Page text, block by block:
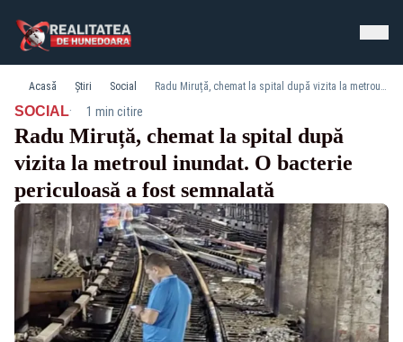
Acasă Știri Social Radu Miruță, chemat la spital după vizita la metroul inundat. O bacterie periculoasă a fost semnalată
SOCIAL· 1 min citire
Radu Miruță, chemat la spital după
vizita la metroul inundat. O bacterie
periculoasă a fost semnalată